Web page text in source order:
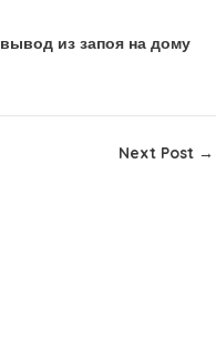
вывод из запоя на дому
Next Post →